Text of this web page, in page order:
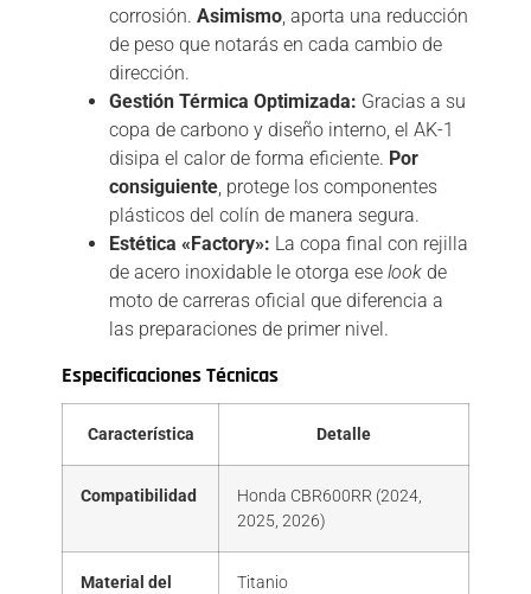
corrosión. Asimismo , aporta una reducción
de peso que notarás en cada cambio de
dirección.
Gestión Térmica Optimizada: Gracias a su
copa de carbono y diseño interno, el AK-1
disipa el calor de forma eficiente. Por
consiguiente , protege los componentes
plásticos del colín de manera segura.
Estética «Factory»: La copa final con rejilla
de acero inoxidable le otorga ese look de
moto de carreras oficial que diferencia a
las preparaciones de primer nivel.
Especificaciones Técnicas
Característica Detalle
Compatibilidad
Honda CBR600RR (2024,
2025, 2026)
Material del
Titanio